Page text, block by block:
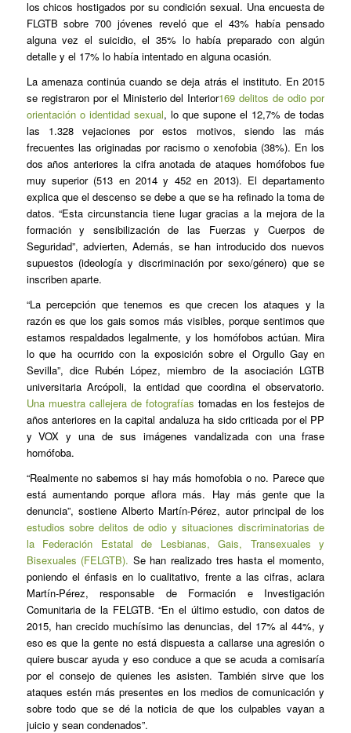
los chicos hostigados por su condición sexual. Una encuesta de
FLGTB sobre 700 jóvenes reveló que el 43% había pensado
alguna vez el suicidio, el 35% lo había preparado con algún
detalle y el 17% lo había intentado en alguna ocasión.
La amenaza continúa cuando se deja atrás el instituto. En 2015
se registraron por el Ministerio del Interior169 delitos de odio por
orientación o identidad sexual, lo que supone el 12,7% de todas
las 1.328 vejaciones por estos motivos, siendo las más
frecuentes las originadas por racismo o xenofobia (38%). En los
dos años anteriores la cifra anotada de ataques homófobos fue
muy superior (513 en 2014 y 452 en 2013). El departamento
explica que el descenso se debe a que se ha refinado la toma de
datos. “Esta circunstancia tiene lugar gracias a la mejora de la
formación y sensibilización de las Fuerzas y Cuerpos de
Seguridad”, advierten, Además, se han introducido dos nuevos
supuestos (ideología y discriminación por sexo/género) que se
inscriben aparte.
“La percepción que tenemos es que crecen los ataques y la
razón es que los gais somos más visibles, porque sentimos que
estamos respaldados legalmente, y los homófobos actúan. Mira
lo que ha ocurrido con la exposición sobre el Orgullo Gay en
Sevilla”, dice Rubén López, miembro de la asociación LGTB
universitaria Arcópoli, la entidad que coordina el observatorio.
Una muestra callejera de fotografías tomadas en los festejos de
años anteriores en la capital andaluza ha sido criticada por el PP
y VOX y una de sus imágenes vandalizada con una frase
homófoba.
“Realmente no sabemos si hay más homofobia o no. Parece que
está aumentando porque aflora más. Hay más gente que la
denuncia”, sostiene Alberto Martín-Pérez, autor principal de los
estudios sobre delitos de odio y situaciones discriminatorias de
la Federación Estatal de Lesbianas, Gais, Transexuales y
Bisexuales (FELGTB). Se han realizado tres hasta el momento,
poniendo el énfasis en lo cualitativo, frente a las cifras, aclara
Martín-Pérez, responsable de Formación e Investigación
Comunitaria de la FELGTB. “En el último estudio, con datos de
2015, han crecido muchísimo las denuncias, del 17% al 44%, y
eso es que la gente no está dispuesta a callarse una agresión o
quiere buscar ayuda y eso conduce a que se acuda a comisaría
por el consejo de quienes les asisten. También sirve que los
ataques estén más presentes en los medios de comunicación y
sobre todo que se dé la noticia de que los culpables vayan a
juicio y sean condenados”.